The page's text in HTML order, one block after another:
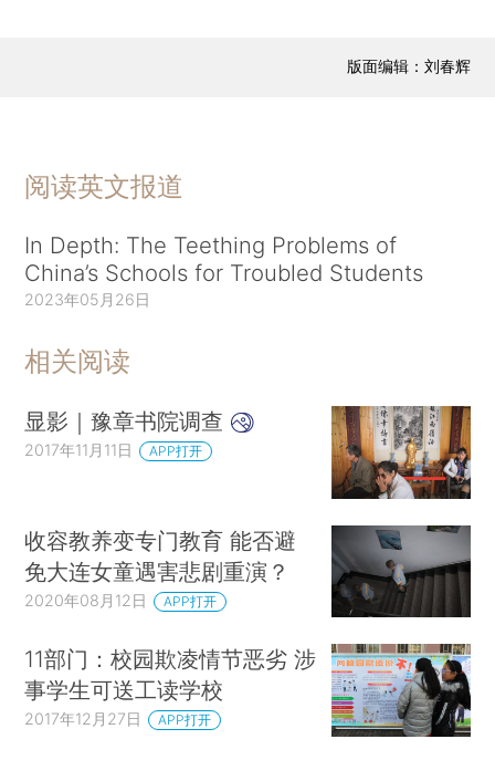
版面编辑：刘春辉
阅读英文报道
In Depth: The Teething Problems of
China’s Schools for Troubled Students
2023年05月26日
相关阅读
显影｜豫章书院调查
2017年11月11日 APP打开
收容教养变专门教育 能否避
免大连女童遇害悲剧重演？
2020年08月12日 APP打开
11部门：校园欺凌情节恶劣 涉
事学生可送工读学校
2017年12月27日 APP打开